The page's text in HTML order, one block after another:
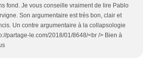
fond. Je vous conseille vraiment de lire Pablo
Son argumentaire est très bon, clair et
Un contre argumentaire à la collapsologie
partage-le.com/2018/01/8648/<br /> Bien à